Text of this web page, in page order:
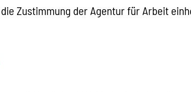
Zustimmung der Agentur für Arbeit